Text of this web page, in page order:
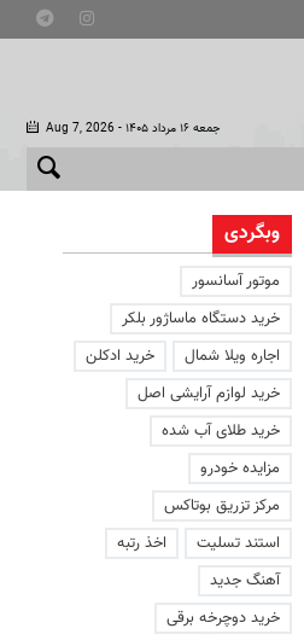
Aug 7, 2026 - جمعه ۱۶ مرداد ۱۴۰۵
آمیتاب باچان به ایران
+ فیلم
وبگردی
موتور آسانسور
خرید دستگاه ماساژور بلکر
اجاره ویلا شمال
خرید ادکلن
خرید لوازم آرایشی اصل
خرید طلای آب شده
مزایده خودرو
مرکز تزریق بوتاکس
استند تسلیت
اخذ رتبه
آهنگ جدید
خرید دوچرخه برقی